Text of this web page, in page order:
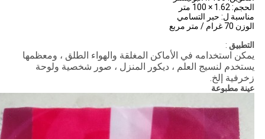
الحجم: 1.62 × 100 متر
مناسبة ل: حبر التسامي
الوزن 70 غرام / متر مربع
التطبيق:
يمكن استخدامه في الأماكن المغلقة والهواء الطلق ، ومعظمها
يستخدم لنسيج العلم ، ديكور المنزل ، صور شخصية ولوحة
زخرفية إلخ.
عينة مطبوعة